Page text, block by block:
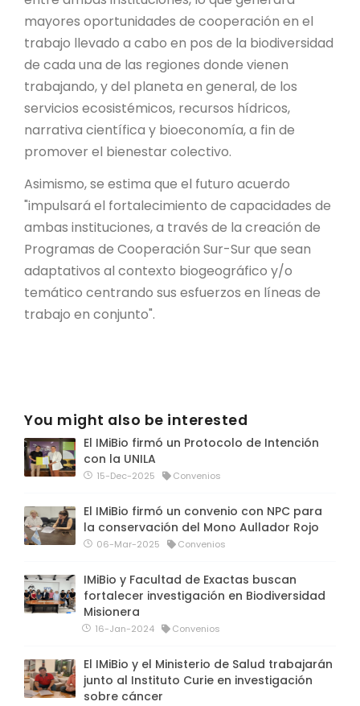
mayores oportunidades de cooperación en el
trabajo llevado a cabo en pos de la biodiversidad
de cada una de las regiones donde vienen
trabajando, y del planeta en general, de los
servicios ecosistémicos, recursos hídricos,
narrativa científica y bioeconomía, a fin de
promover el bienestar colectivo.
Asimismo, se estima que el futuro acuerdo
"impulsará el fortalecimiento de capacidades de
ambas instituciones, a través de la creación de
Programas de Cooperación Sur-Sur que sean
adaptativos al contexto biogeográfico y/o
temático centrando sus esfuerzos en líneas de
trabajo en conjunto".
You might also be interested
El IMiBio firmó un Protocolo de Intención
con la UNILA
15-Dec-2025 Convenios
El IMiBio firmó un convenio con NPC para
la conservación del Mono Aullador Rojo
06-Mar-2025 Convenios
IMiBio y Facultad de Exactas buscan
fortalecer investigación en Biodiversidad
Misionera
16-Jan-2024 Convenios
El IMiBio y el Ministerio de Salud trabajarán
junto al Instituto Curie en investigación
sobre cáncer